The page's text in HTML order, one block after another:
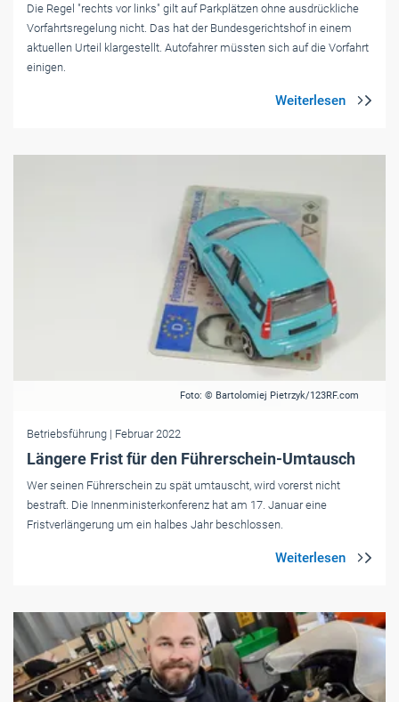
Die Regel "rechts vor links" gilt auf Parkplätzen ohne ausdrückliche
Vorfahrtsregelung nicht. Das hat der Bundesgerichtshof in einem
aktuellen Urteil klargestellt. Autofahrer müssten sich auf die Vorfahrt
einigen.
Foto: © Bartolomiej Pietrzyk/123RF.com
Betriebsführung | Februar 2022
Längere Frist für den Führerschein-Umtausch
Wer seinen Führerschein zu spät umtauscht, wird vorerst nicht
bestraft. Die Innenministerkonferenz hat am 17. Januar eine
Fristverlängerung um ein halbes Jahr beschlossen.